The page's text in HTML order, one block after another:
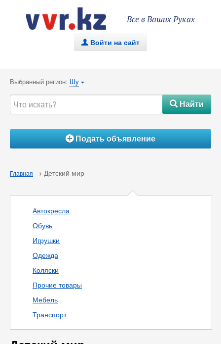
Все в Ваших Руках
. Войти на сайт
Выбранный регион: Шу {
#Найти
ÁПодать объявление
Главная → Детский мир
Автокресла
Обувь
Игрушки
Одежда
Коляски
Прочие товары
Мебель
Транспорт